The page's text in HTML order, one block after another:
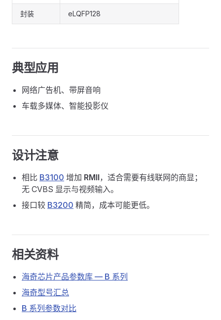
封装 eLQFP128
典型应用
网络广告机、带屏音响
车载多媒体、智能投影仪
设计注意
相比 B3100 增加 RMII，适合需要有线联网的商显；
无 CVBS 显示与视频输入。
接口较 B3200 精简，成本可能更低。
相关资料
海奇芯片产品参数库 — B 系列
海奇型号汇总
B 系列参数对比